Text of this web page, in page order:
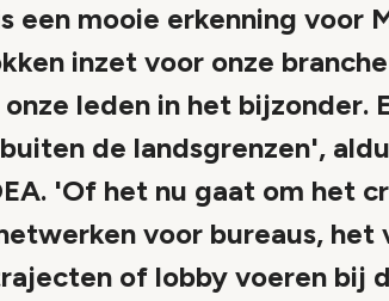
een mooie erkenning voor
inzet voor onze
leden in het bijzonder.
de landsgrenzen',
'Of het nu gaat om het
voor bureaus, het
of lobby voeren bij